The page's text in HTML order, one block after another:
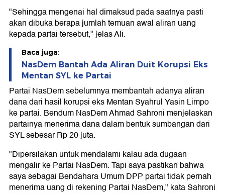
"Sehingga mengenai hal dimaksud pada saatnya pasti
akan dibuka berapa jumlah temuan awal aliran uang
kepada partai tersebut," jelas Ali.
Baca juga:
NasDem Bantah Ada Aliran Duit Korupsi Eks
Mentan SYL ke Partai
Partai NasDem sebelumnya membantah adanya aliran
dana dari hasil korupsi eks Mentan Syahrul Yasin Limpo
ke partai. Bendum NasDem Ahmad Sahroni menjelaskan
partainya menerima dana dalam bentuk sumbangan dari
SYL sebesar Rp 20 juta.
"Dipersilakan untuk mendalami kalau ada dugaan
mengalir ke Partai NasDem. Tapi saya pastikan bahwa
saya sebagai Bendahara Umum DPP partai tidak pernah
menerima uang di rekening Partai NasDem," kata Sahroni